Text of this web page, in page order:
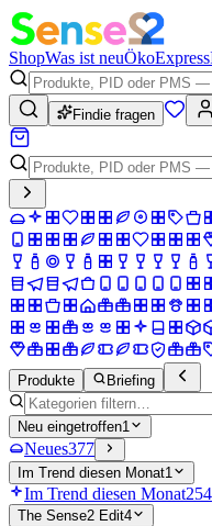
ShopWas ist neuÖkoExpress
Findie fragen
Produkte Briefing
Neu eingetroffen1
Neues377
Im Trend diesen Monat1
Im Trend diesen Monat254
The Sense2 Edit4